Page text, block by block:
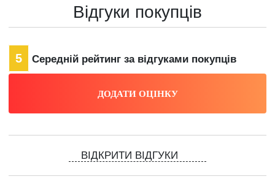
Відгуки покупців
5 Середній рейтинг за відгуками покупців
ВІДКРИТИ ВІДГУКИ